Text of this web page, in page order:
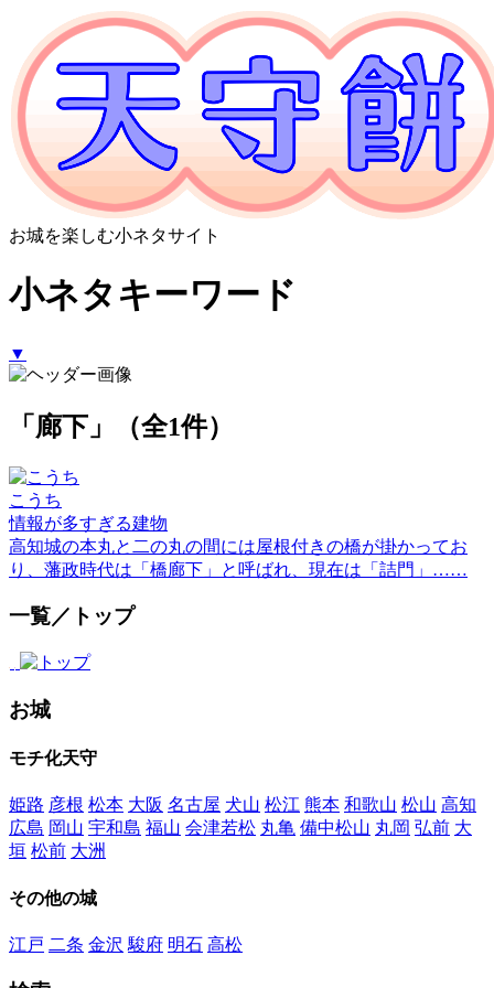
お城を楽しむ小ネタサイト
小ネタキーワード
▼
「廊下」（全1件）
こうち
情報が多すぎる建物
高知城の本丸と二の丸の間には屋根付きの橋が掛かってお
り、藩政時代は「橋廊下」と呼ばれ、現在は「詰門」……
一覧／トップ
お城
モチ化天守
姫路 彦根 松本 大阪 名古屋 犬山 松江 熊本 和歌山 松山 高知
広島 岡山 宇和島 福山 会津若松 丸亀 備中松山 丸岡 弘前 大
垣 松前 大洲
その他の城
江戸 二条 金沢 駿府 明石 高松